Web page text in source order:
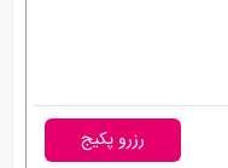
رزرو پکیج